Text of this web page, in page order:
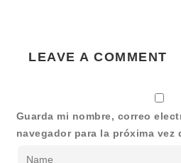
LEAVE A COMMENT
Guarda mi nombre, correo
navegador para la próxima vez